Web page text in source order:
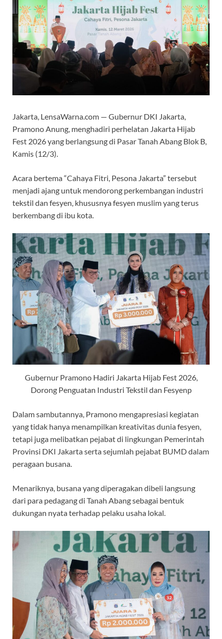
Jakarta, LensaWarna.com — Gubernur DKI Jakarta,
Pramono Anung, menghadiri perhelatan Jakarta Hijab
Fest 2026 yang berlangsung di Pasar Tanah Abang Blok B,
Kamis (12/3).
Acara bertema “Cahaya Fitri, Pesona Jakarta” tersebut
menjadi ajang untuk mendorong perkembangan industri
tekstil dan fesyen, khususnya fesyen muslim yang terus
berkembang di ibu kota.
Gubernur Pramono Hadiri Jakarta Hijab Fest 2026,
Dorong Penguatan Industri Tekstil dan Fesyenp
Dalam sambutannya, Pramono mengapresiasi kegiatan
yang tidak hanya menampilkan kreativitas dunia fesyen,
tetapi juga melibatkan pejabat di lingkungan Pemerintah
Provinsi DKI Jakarta serta sejumlah pejabat BUMD dalam
peragaan busana.
Menariknya, busana yang diperagakan dibeli langsung
dari para pedagang di Tanah Abang sebagai bentuk
dukungan nyata terhadap pelaku usaha lokal.